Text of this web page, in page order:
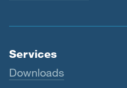
Services
Downloads